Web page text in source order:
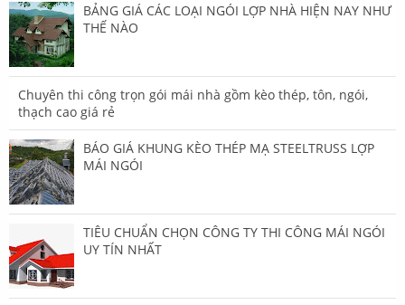
BẢNG GIÁ CÁC LOẠI NGÓI LỢP NHÀ HIỆN NAY NHƯ
THẾ NÀO
Chuyên thi công trọn gói mái nhà gồm kèo thép, tôn, ngói,
thạch cao giá rẻ
BÁO GIÁ KHUNG KÈO THÉP MẠ STEELTRUSS LỢP
MÁI NGÓI
TIÊU CHUẨN CHỌN CÔNG TY THI CÔNG MÁI NGÓI
UY TÍN NHẤT